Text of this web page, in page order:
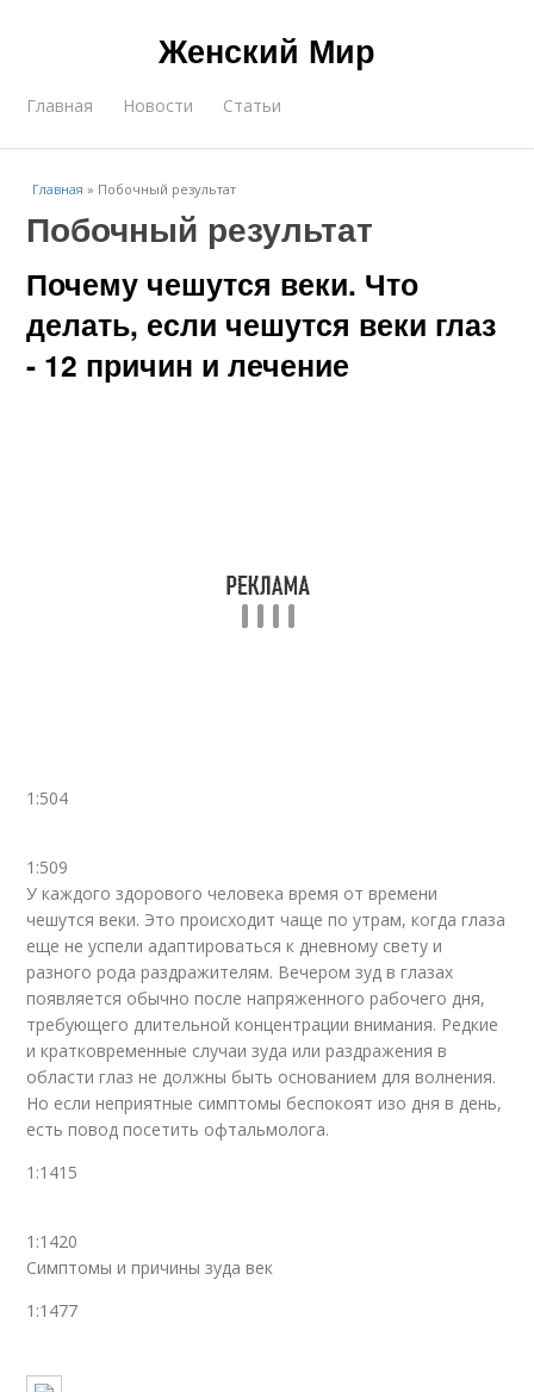
Женский Мир
Главная Новости Статьи
Главная » Побочный результат
Побочный результат
Почему чешутся веки. Что
делать, если чешутся веки глаз
- 12 причин и лечение
1:504
1:509
У каждого здорового человека время от времени
чешутся веки. Это происходит чаще по утрам, когда глаза
еще не успели адаптироваться к дневному свету и
разного рода раздражителям. Вечером зуд в глазах
появляется обычно после напряженного рабочего дня,
требующего длительной концентрации внимания. Редкие
и кратковременные случаи зуда или раздражения в
области глаз не должны быть основанием для волнения.
Но если неприятные симптомы беспокоят изо дня в день,
есть повод посетить офтальмолога.
1:1415
1:1420
Симптомы и причины зуда век
1:1477